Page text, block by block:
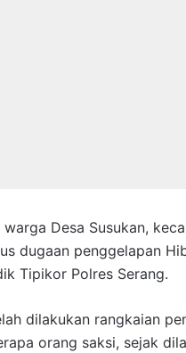
Desa Susukan,
dugaan penggelapan
Tipikor Polres Serang.
dilakukan rangkaian
orang saksi, sejak